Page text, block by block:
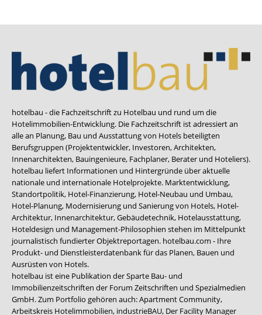
hotelbau - die Fachzeitschrift zu Hotelbau und rund um die
Hotelimmobilien-Entwicklung. Die Fachzeitschrift ist adressiert an
alle an Planung, Bau und Ausstattung von Hotels beteiligten
Berufsgruppen (Projektentwickler, Investoren, Architekten,
Innenarchitekten, Bauingenieure, Fachplaner, Berater und Hoteliers).
hotelbau liefert Informationen und Hintergründe über aktuelle
nationale und internationale Hotelprojekte. Marktentwicklung,
Standortpolitik, Hotel-Finanzierung, Hotel-Neubau und Umbau,
Hotel-Planung, Modernisierung und Sanierung von Hotels, Hotel-
Architektur, Innenarchitektur, Gebäudetechnik, Hotelausstattung,
Hoteldesign und Management-Philosophien stehen im Mittelpunkt
journalistisch fundierter Objektreportagen. hotelbau.com - Ihre
Produkt- und Dienstleisterdatenbank für das Planen, Bauen und
Ausrüsten von Hotels.
hotelbau ist eine Publikation der Sparte Bau- und
Immobilienzeitschriften der Forum Zeitschriften und Spezialmedien
GmbH. Zum Portfolio gehören auch:Apartment Community,
Arbeitskreis Hotelimmobilien, industrieBAU, Der Facility Manager